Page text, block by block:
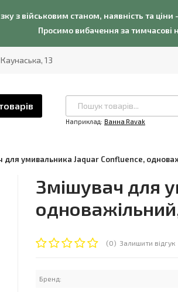
з військовим станом, наявність та
Просимо вибачення за тимчасові
13
Наприклад: Ванна Ravak
для умивальника Jaquar Confluence,
Змішувач для
(0) Залишити відгук
Бренд: